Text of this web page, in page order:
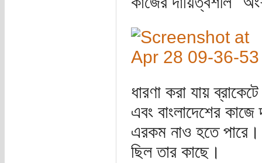
ধারণা করা যায়
এবং বাংলাদেশের
এরকম নাও হতে পারে।
ছিল তার কাছে।